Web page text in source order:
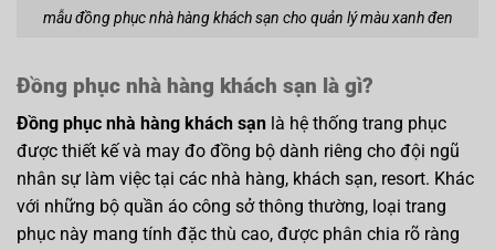
mẫu đồng phục nhà hàng khách sạn cho quản lý màu xanh đen
Đồng phục nhà hàng khách sạn là gì?
Đồng phục nhà hàng khách sạn là hệ thống trang phục
được thiết kế và may đo đồng bộ dành riêng cho đội ngũ
nhân sự làm việc tại các nhà hàng, khách sạn, resort. Khác
với những bộ quần áo công sở thông thường, loại trang
phục này mang tính đặc thù cao, được phân chia rõ ràng